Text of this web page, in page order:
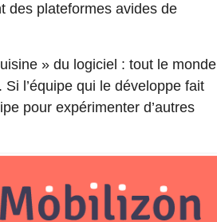
des plateformes avides de
» du logiciel : tout le monde
l’équipe qui le développe fait
pour expérimenter d’autres